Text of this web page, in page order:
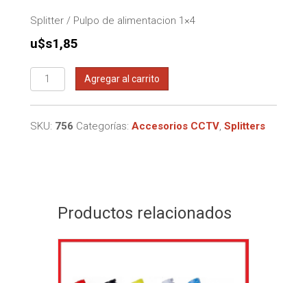
Splitter / Pulpo de alimentacion 1×4
u$s1,85
Splitter
/
Pulpo
alimentacion
Agregar al carrito
SKU: 756 Categorías: Accesorios CCTV, Splitters
Productos relacionados